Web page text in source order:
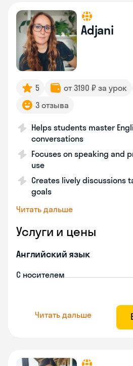
Adjani
5 от 3190 ₽ за урок
3 отзыва
Helps students master
conversations
Focuses on speaking and
use
Creates lively discussions
goals
Читать дальше
Услуги и цены
Английский язык
С носителем
Читать дальше